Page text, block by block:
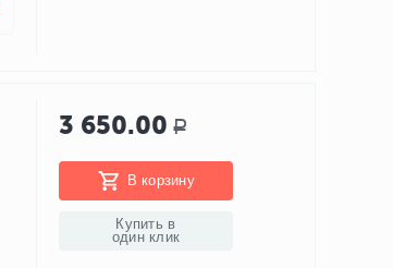
3 650.00 Р
В корзину
Купить в
один клик